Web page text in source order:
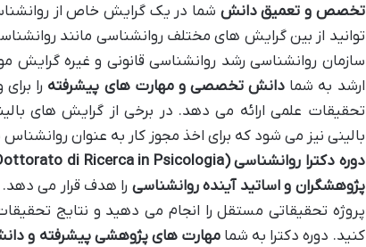
تخصص و تعمیق دانش شما در یک گرایش خاص از
توانید از بین گرایش های مختلف روانشناسی مانند
سازمان روانشناسی رشد روانشناسی قانونی و غیره گرایش
ارشد به شما دانش تخصصی و مهارت های پیشرفته را
تحقیقات علمی ارائه می دهد. در برخی از گرایش های
بالینی نیز می شود که برای اخذ مجوز کار به عنوان روانشناس
دوره دکترا روانشناسی(Dottorato di Ricerca in Psicologia)
پژوهشگران و اساتید آینده روانشناسی را هدف قرار می
پروژه تحقیقاتی مستقل را انجام می دهید و نتایج
کنید. دوره دکترا به شمامهارت های پژوهشی پیشرفته و